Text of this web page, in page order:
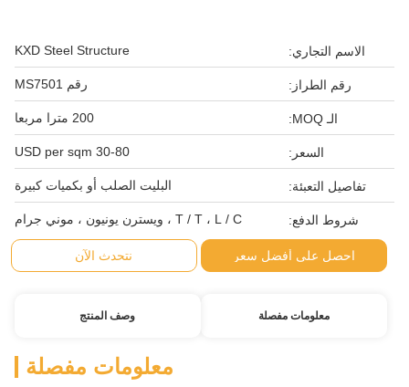
الاسم التجاري: KXD Steel Structure
رقم الطراز: رقم MS7501
الـ MOQ: 200 مترا مربعا
السعر: 30-80 USD per sqm
تفاصيل التعبئة: البليت الصلب أو بكميات كبيرة
شروط الدفع: T / T ، L / C ، ويسترن يونيون ، موني جرام
احصل على أفضل سعر نتحدث الآن
معلومات مفصلة وصف المنتج
معلومات مفصلة